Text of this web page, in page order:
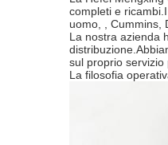
completi e
uomo, , Cummins,
La nostra azienda
sul proprio servizio
La filosofia